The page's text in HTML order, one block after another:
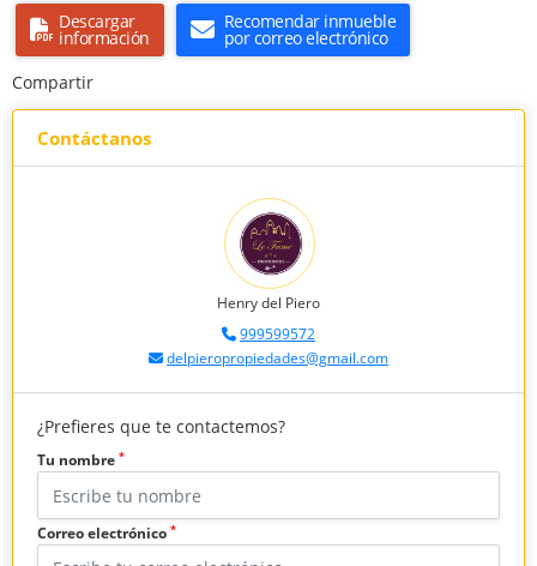
Descargar
información
Recomendar inmueble
por correo electrónico
Compartir
Contáctanos
Henry del Piero
999599572
delpieropropiedades@gmail.com
¿Prefieres que te contactemos?
Tu nombre *
Correo electrónico *